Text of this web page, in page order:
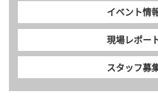
イベント情
現場レポー
スタッフ募